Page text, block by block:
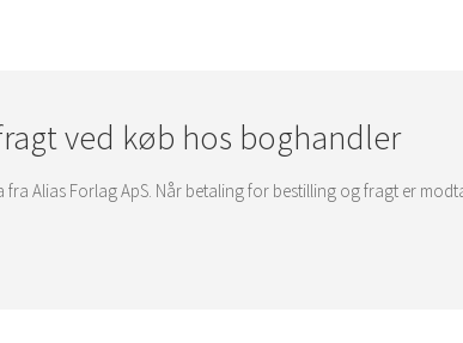
ved køb hos boghandler
Alias Forlag ApS. Når betaling for bestilling og fragt er